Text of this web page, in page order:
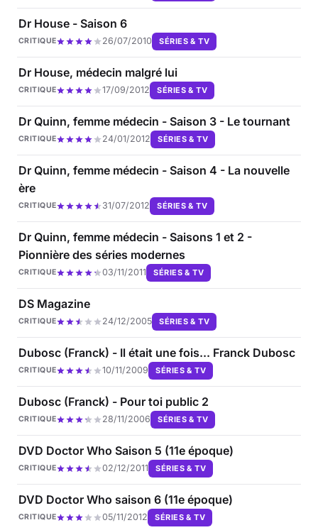
Dr House - Saison 6
CRITIQUE 26/07/2010 SÉRIES & TV
Dr House, médecin malgré lui
CRITIQUE 17/09/2012 SÉRIES & TV
Dr Quinn, femme médecin - Saison 3 - Le tournant
CRITIQUE 24/01/2012 SÉRIES & TV
Dr Quinn, femme médecin - Saison 4 - La nouvelle
ère
CRITIQUE 31/07/2012 SÉRIES & TV
Dr Quinn, femme médecin - Saisons 1 et 2 -
Pionnière des séries modernes
CRITIQUE 03/11/2011 SÉRIES & TV
DS Magazine
CRITIQUE 24/12/2005 SÉRIES & TV
Dubosc (Franck) - Il était une fois... Franck Dubosc
CRITIQUE 10/11/2009 SÉRIES & TV
Dubosc (Franck) - Pour toi public 2
CRITIQUE 28/11/2006 SÉRIES & TV
DVD Doctor Who Saison 5 (11e époque)
CRITIQUE 02/12/2011 SÉRIES & TV
DVD Doctor Who saison 6 (11e époque)
CRITIQUE 05/11/2012 SÉRIES & TV